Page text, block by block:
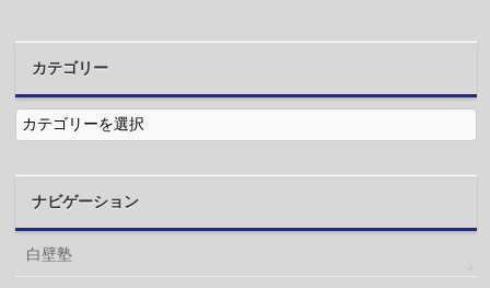
カテゴリー
カ
テ
ゴ
ナビゲーション
白壁塾